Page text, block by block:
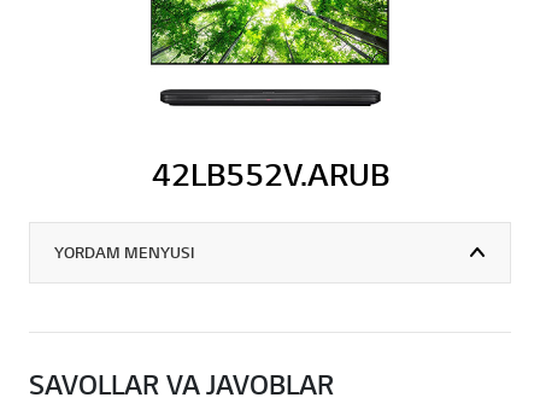
42LB552V.ARUB
YORDAM MENYUSI
SAVOLLAR VA JAVOBLAR